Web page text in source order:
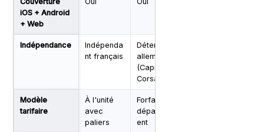
iOS + Android
+ Web
Indépendance
Indépenda
nt français
Détenu
allemand
(Capital,
Corsair)
Modèle
tarifaire
À l'unité
avec
paliers
Forfait +
dépassem
ent